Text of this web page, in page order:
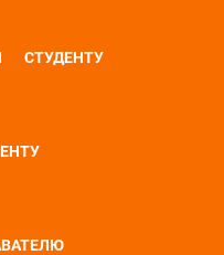
СТУДЕНТУ